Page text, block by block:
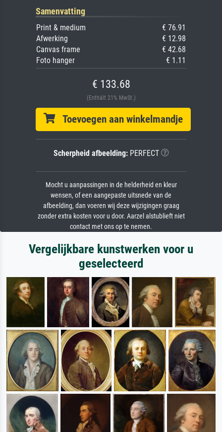
Samenvatting
Print & medium
€ 76.91
Afwerking
€ 12.98
Canvas frame
€ 42.68
Foto hanger
€ 1.11
€ 133.68
(Enthält 21% MwSt.)
Toevoegen aan winkelmandje
Scherpheid afbeelding:PERFECT
Mocht u aanpassingen in de helderheid en kleur
wensen, of een aangepaste uitsnede van de
afbeelding, dan voeren wij deze wijzigingen graag
zonder extra kosten voor u door. Aarzel alstublieft niet
contact met ons op te nemen.
Vergelijkbare kunstwerken voor u
geselecteerd